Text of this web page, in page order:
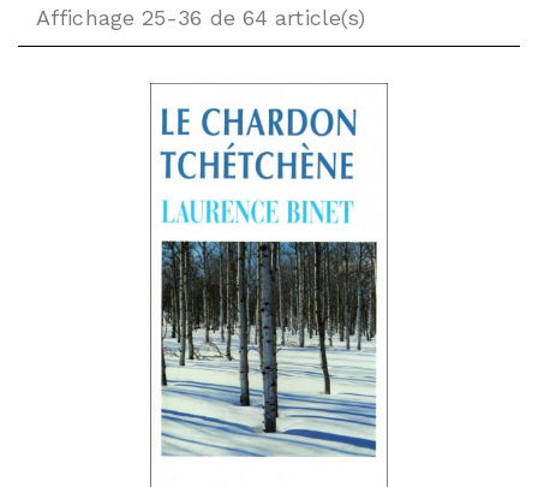
Affichage 25-36 de 64 article(s)